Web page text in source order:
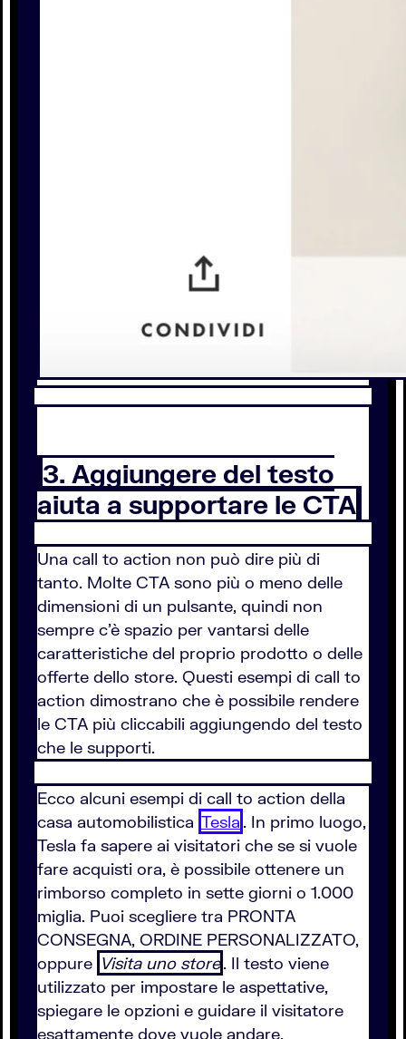
3. Aggiungere del testo
aiuta a supportare le CTA
Una call to action non può dire più di
tanto. Molte CTA sono più o meno delle
dimensioni di un pulsante, quindi non
sempre c’è spazio per vantarsi delle
caratteristiche del proprio prodotto o delle
offerte dello store. Questi esempi di call to
action dimostrano che è possibile rendere
le CTA più cliccabili aggiungendo del testo
che le supporti.
Ecco alcuni esempi di call to action della
casa automobilistica Tesla . In primo luogo,
Tesla fa sapere ai visitatori che se si vuole
fare acquisti ora, è possibile ottenere un
rimborso completo in sette giorni o 1.000
miglia. Puoi scegliere tra PRONTA
CONSEGNA, ORDINE PERSONALIZZATO,
oppure Visita uno store. Il testo viene
utilizzato per impostare le aspettative,
spiegare le opzioni e guidare il visitatore
esattamente dove vuole andare.